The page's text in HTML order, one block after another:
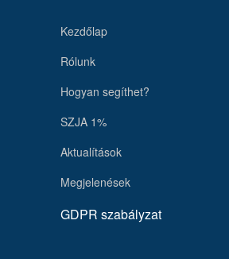
Kezdőlap
Rólunk
Hogyan segíthet?
SZJA 1%
Aktualítások
Megjelenések
GDPR szabályzat